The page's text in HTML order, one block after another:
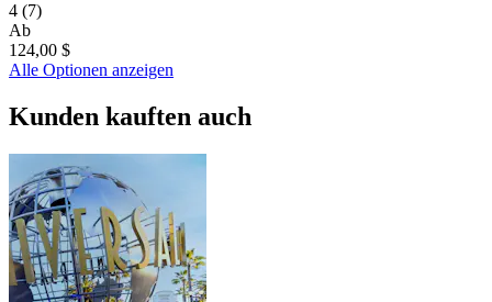
4 (7)
Ab
124,00 $
Alle Optionen anzeigen
Kunden kauften auch